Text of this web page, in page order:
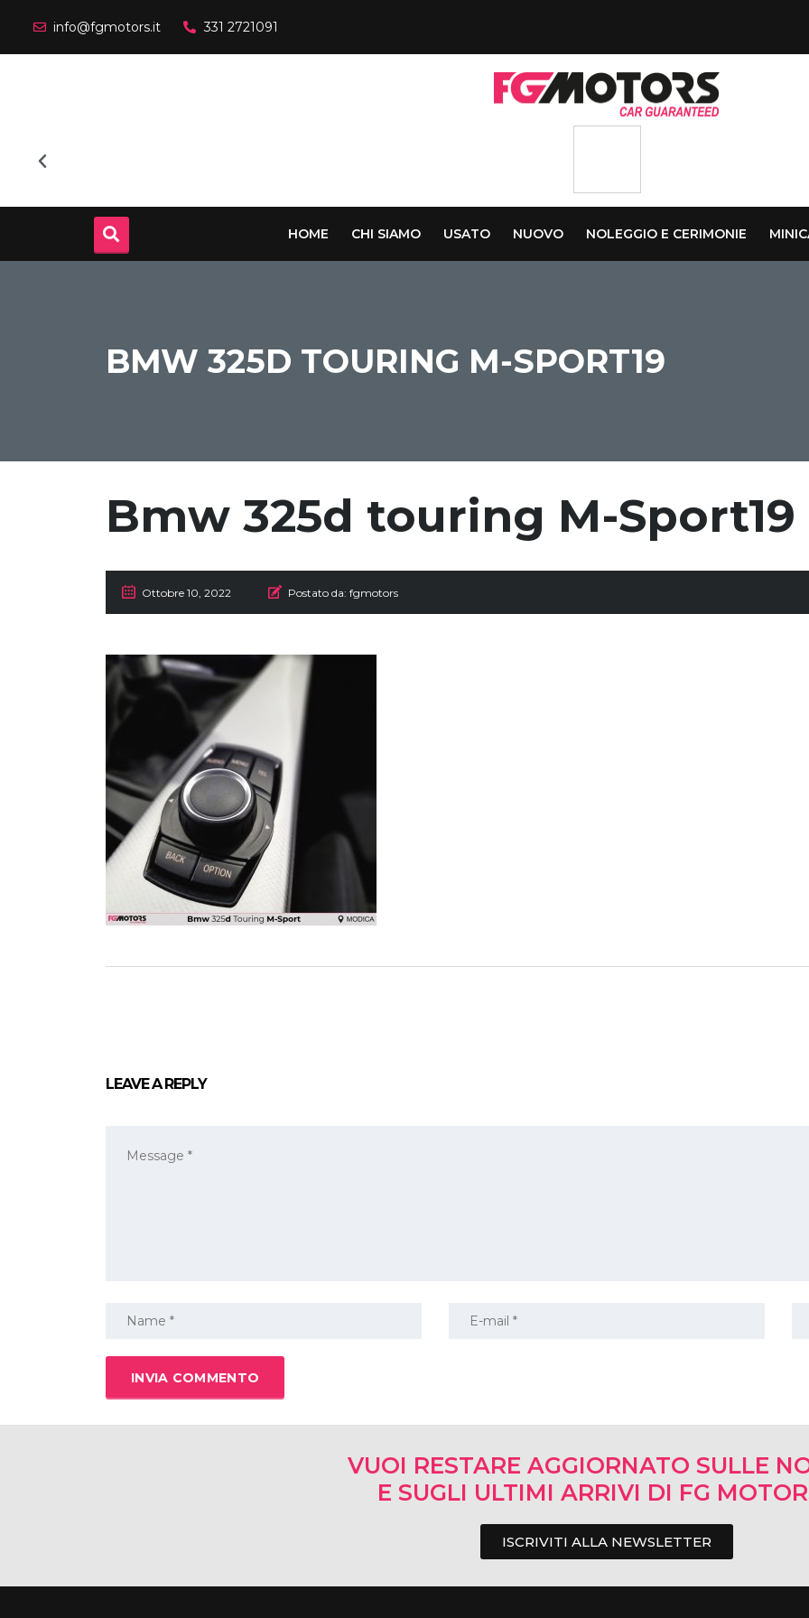
info@fgmotors.it 331 2721091
HOME CHI SIAMO USATO NUOVO NOLEGGIO E CERIMONIE
BMW 325D TOURING M-SPORT19
Bmw 325d touring M-Sport19
Ottobre 10, 2022 Postato da: fgmotors
LEAVE A REPLY
VUOI RESTARE AGGIORNATO SULLE
E SUGLI ULTIMI ARRIVI DI FG
ISCRIVITI ALLA NEWSLETTER